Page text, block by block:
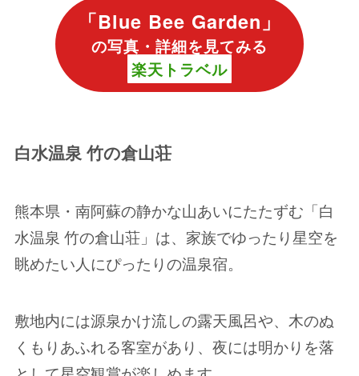
「Blue Bee Garden 」
の写真・詳細を見てみる
楽天トラベル
白水温泉 竹の倉山荘
熊本県・南阿蘇の静かな山あいにたたずむ「白
水温泉 竹の倉山荘」は、家族でゆったり星空を
眺めたい人にぴったりの温泉宿。
敷地内には源泉かけ流しの露天風呂や、木のぬ
くもりあふれる客室があり、夜には明かりを落